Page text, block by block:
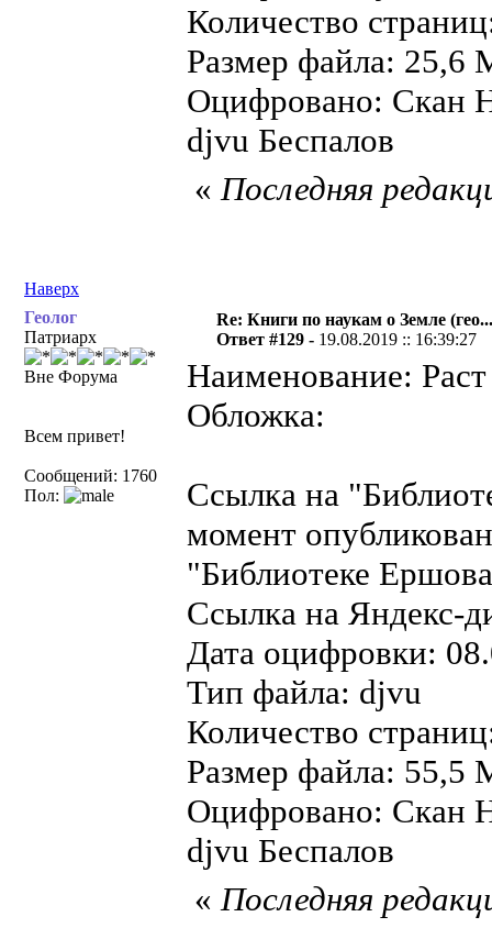
Количество
Размер файла: 25,6
Оцифровано: Скан
djvu Беспалов
Наверх
«Последняя
Геолог
Патриарх
Вне Форума
Всем привет!
Сообщений: 1760
Пол:
Re: Книги по наукам о Земле
Ответ #129 - 19.08.2019 :: 16:39:27
Наименование:
Обложка:
Ссылка на
момент
"Библиотеке
Ссылка на Яндекс-
Дата оцифровки:
Тип файла: djvu
Количество
Размер файла: 55,5
Оцифровано: Скан
djvu Беспалов
«Последняя